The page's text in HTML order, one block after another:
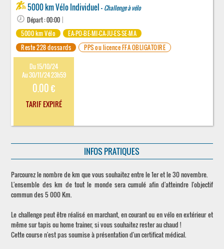
5000 km Vélo Individuel - Challenge à vélo
Départ : 00:00
5000 km Vélo
EA-PO-BE-MI-CA-JU-ES-SE-MA
Reste 228 dossards
PPS ou licence FFA OBLIGATOIRE
Du 15/10/24
Au 30/11/24 23h59
0.00 €
TARIF EXPIRÉ
INFOS PRATIQUES
Parcourez le nombre de km que vous souhaitez entre le 1er et le 30 novembre.
L'ensemble des km de tout le monde sera cumulé afin d'atteindre l'objectif
commun des 5 000 Km.
Le challenge peut être réalisé en marchant, en courant ou en vélo en extérieur et
même sur tapis ou home trainer, si vous souhaitez rester au chaud !
Cette course n'est pas soumise à présentation d'un certificat médical.